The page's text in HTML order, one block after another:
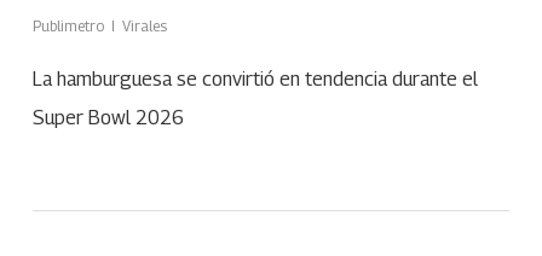
Publimetro Virales
La hamburguesa se convirtió en tendencia durante el
Super Bowl 2026